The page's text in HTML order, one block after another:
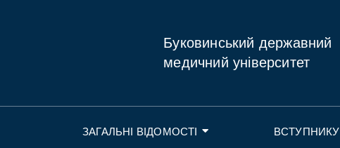
Буковинський державний
медичний університет
ЗАГАЛЬНІ ВІДОМОСТІ ВСТУПНИКУ